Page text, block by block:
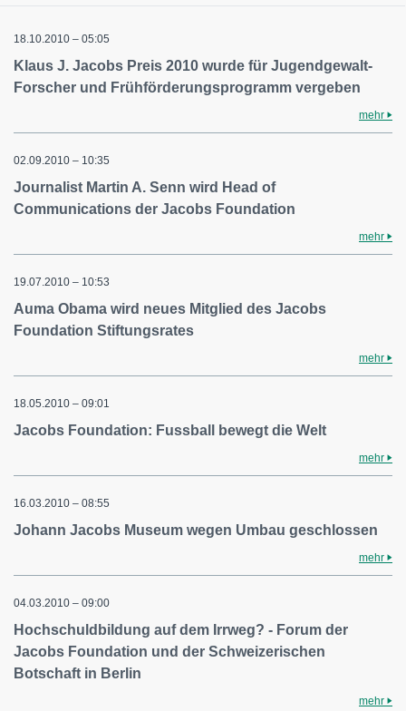
18.10.2010 – 05:05
Klaus J. Jacobs Preis 2010 wurde für Jugendgewalt-
Forscher und Frühförderungsprogramm vergeben
mehr
02.09.2010 – 10:35
Journalist Martin A. Senn wird Head of
Communications der Jacobs Foundation
mehr
19.07.2010 – 10:53
Auma Obama wird neues Mitglied des Jacobs
Foundation Stiftungsrates
mehr
18.05.2010 – 09:01
Jacobs Foundation: Fussball bewegt die Welt
mehr
16.03.2010 – 08:55
Johann Jacobs Museum wegen Umbau geschlossen
mehr
04.03.2010 – 09:00
Hochschuldbildung auf dem Irrweg? - Forum der
Jacobs Foundation und der Schweizerischen
Botschaft in Berlin
mehr